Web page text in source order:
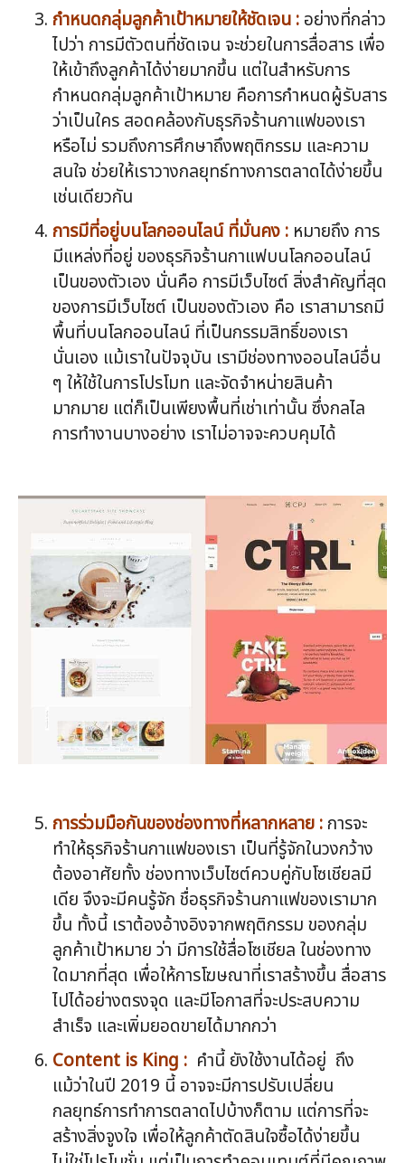
กำหนดกลุ่มลูกค้าเป้าหมายให้ชัดเจน : อย่างที่กล่าว
ไปว่า การมีตัวตนที่ชัดเจน จะช่วยในการสื่อสาร เพื่อ
ให้เข้าถึงลูกค้าได้ง่ายมากขึ้น แต่ในสำหรับการ
กำหนดกลุ่มลูกค้าเป้าหมาย คือการกำหนดผู้รับสาร
ว่าเป็นใคร สอดคล้องกับธุรกิจร้านกาแฟของเรา
หรือไม่ รวมถึงการศึกษาถึงพฤติกรรม และความ
สนใจ ช่วยให้เราวางกลยุทธ์ทางการตลาดได้ง่ายขึ้น
เช่นเดียวกัน
การมีที่อยู่บนโลกออนไลน์ ที่มั่นคง : หมายถึง การ
มีแหล่งที่อยู่ ของธุรกิจร้านกาแฟบนโลกออนไลน์
เป็นของตัวเอง นั่นคือ การมีเว็บไซต์ สิ่งสำคัญที่สุด
ของการมีเว็บไซต์ เป็นของตัวเอง คือ เราสามารถมี
พื้นที่บนโลกออนไลน์ ที่เป็นกรรมสิทธิ์ของเรา
นั่นเอง แม้เราในปัจจุบัน เรามีช่องทางออนไลน์อื่น
ๆ ให้ใช้ในการโปรโมท และจัดจำหน่ายสินค้า
มากมาย แต่ก็เป็นเพียงพื้นที่เช่าเท่านั้น ซึ่งกลไล
การทำงานบางอย่าง เราไม่อาจจะควบคุมได้
การร่วมมือกันของช่องทางที่หลากหลาย : การจะ
ทำให้ธุรกิจร้านกาแฟของเรา เป็นที่รู้จักในวงกว้าง
ต้องอาศัยทั้ง ช่องทางเว็บไซต์ควบคู่กับโซเชียลมี
เดีย จึงจะมีคนรู้จัก ชื่อธุรกิจร้านกาแฟของเรามาก
ขึ้น ทั้งนี้ เราต้องอ้างอิงจากพฤติกรรม ของกลุ่ม
ลูกค้าเป้าหมาย ว่า มีการใช้สื่อโซเชียล ในช่องทาง
ใดมากที่สุด เพื่อให้การโฆษณาที่เราสร้างขึ้น สื่อสาร
ไปได้อย่างตรงจุด และมีโอกาสที่จะประสบความ
สำเร็จ และเพิ่มยอดขายได้มากกว่า
Content is King : คำนี้ ยังใช้งานได้อยู่ ถึง
แม้ว่าในปี 2019 นี้ อาจจะมีการปรับเปลี่ยน
กลยุทธ์การทำการตลาดไปบ้างก็ตาม แต่การที่จะ
สร้างสิ่งจูงใจ เพื่อให้ลูกค้าตัดสินใจซื้อได้ง่ายขึ้น